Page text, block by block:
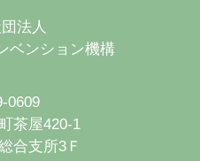
法人
ベンション機構
0609
茶屋420-1
合支所3Ｆ